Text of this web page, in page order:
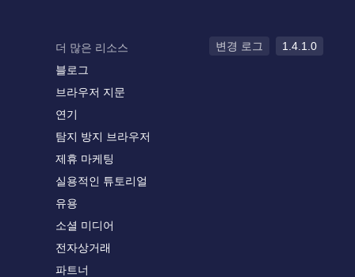
더 많은 리소스
블로그
브라우저 지문
연기
탐지 방지 브라우저
제휴 마케팅
실용적인 튜토리얼
유용
소셜 미디어
전자상거래
파트너
변경 로그 1.4.1.0